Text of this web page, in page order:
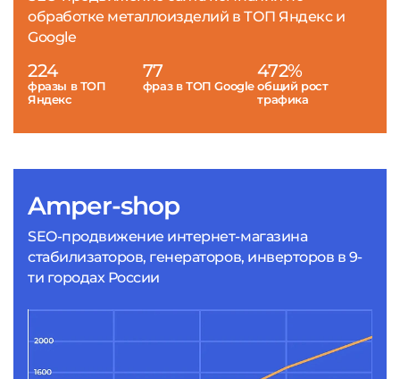
Amper-shop
SEO-продвижение интернет-магазина
стабилизаторов, генераторов, инверторов в 9-
ти городах России
обработке металлоизделий в ТОП Яндекс и
Google
224
фразы в ТОП
Яндекс
77
фраз в ТОП Google
472%
общий рост
трафика